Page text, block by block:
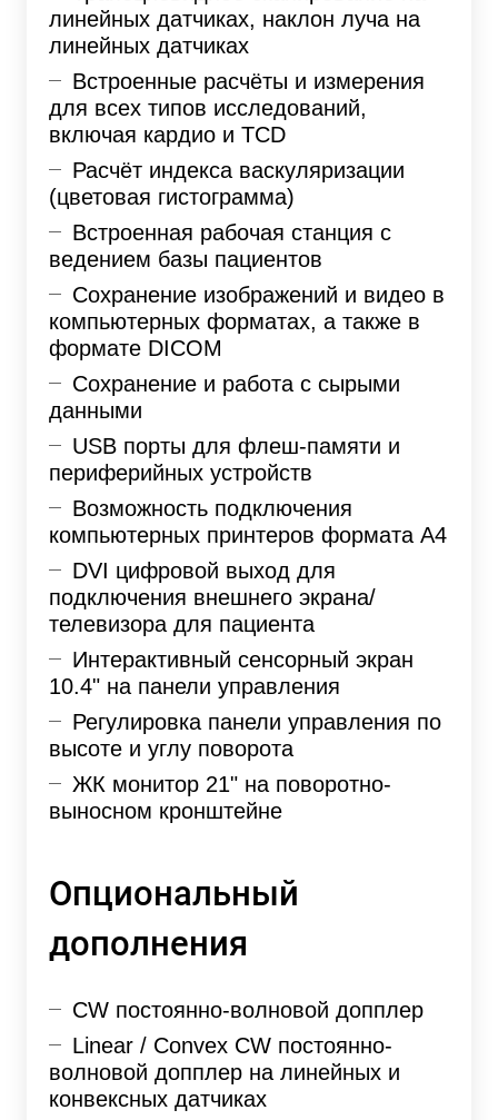
линейных датчиках, наклон луча на
линейных датчиках
Встроенные расчёты и измерения
для всех типов исследований,
включая кардио и TCD
Расчёт индекса васкуляризации
(цветовая гистограмма)
Встроенная рабочая станция с
ведением базы пациентов
Сохранение изображений и видео в
компьютерных форматах, а также в
формате DICOM
Сохранение и работа с сырыми
данными
USB порты для флеш-памяти и
периферийных устройств
Возможность подключения
компьютерных принтеров формата А4
DVI цифровой выход для
подключения внешнего экрана/
телевизора для пациента
Интерактивный сенсорный экран
10.4" на панели управления
Регулировка панели управления по
высоте и углу поворота
ЖК монитор 21" на поворотно-
выносном кронштейне
Опциональный
дополнения
CW постоянно-волновой допплер
Linear / Convex CW постоянно-
волновой допплер на линейных и
конвексных датчиках